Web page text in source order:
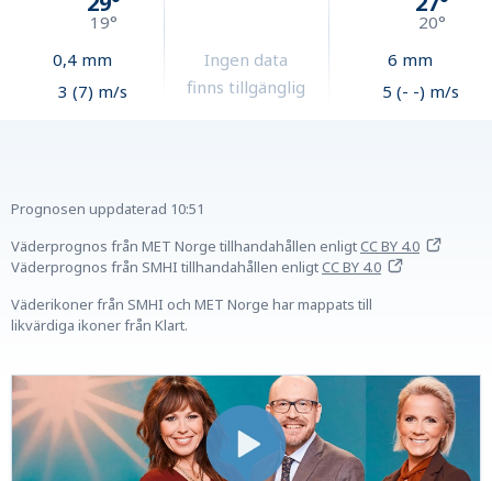
19°
0,4mm
3 (7) m/s
Ingen data
finns tillgänglig
20°
6 mm
5 (- -) m/s
Prognosen uppdaterad 10:51
Väderprognos från MET Norge tillhandahållen enligtCC BY 4.0
Väderprognos från SMHI tillhandahållen enligtCC BY 4.0
Väderikoner från SMHI och MET Norge har mappats till
likvärdiga ikoner från Klart.